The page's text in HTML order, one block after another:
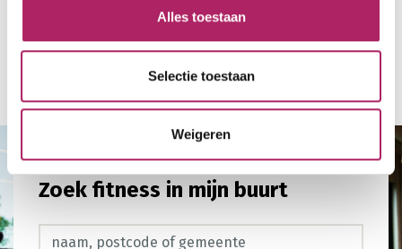
Alles toestaan
Selectie toestaan
Weigeren
Terug naar overzicht
Zoek fitness in mijn buurt